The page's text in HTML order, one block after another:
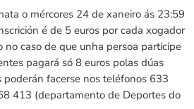
o mércores 24 de xaneiro ás 23:59
é de 5 euros por cada xogador
no caso de que unha persoa participe
pagará só 8 euros polas dúas
poderán facerse nos teléfonos 633
413 (departamento de Deportes do